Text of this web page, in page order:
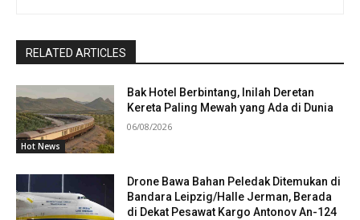
RELATED ARTICLES
Hot News
Bak Hotel Berbintang, Inilah Deretan
Kereta Paling Mewah yang Ada di Dunia
06/08/2026
Drone Bawa Bahan Peledak Ditemukan di
Bandara Leipzig/Halle Jerman, Berada
di Dekat Pesawat Kargo Antonov An-124